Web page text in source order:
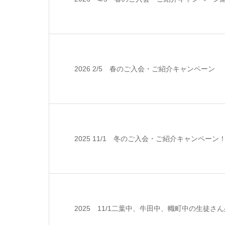
2026 2/5 春のご入会・ご紹介キャンペーン
2025 11/1 冬のご入会・ご紹介キャンペーン！
2025 11/1二葉中、牛田中、幟町中の生徒さん